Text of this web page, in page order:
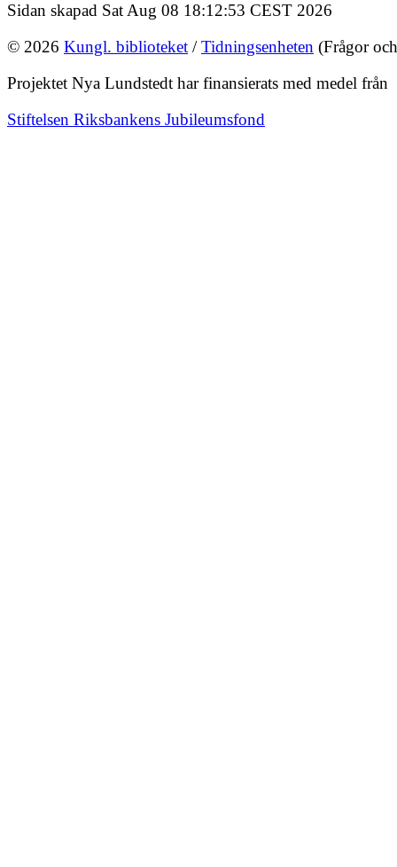
Sidan skapad Sat Aug 08 18:12:53 CEST 2026
© 2026 Kungl. biblioteket /Tidningsenheten (Frågor
Projektet Nya Lundstedt har finansierats med medel från
Stiftelsen Riksbankens Jubileumsfond